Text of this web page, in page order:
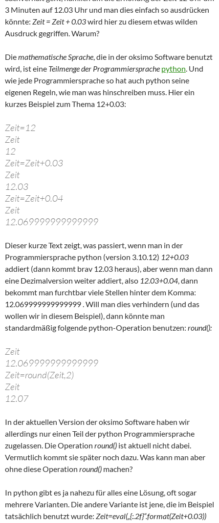
3 Minuten auf 12.03 Uhr und man dies einfach so ausdrücken
könnte: Zeit = Zeit + 0.03wird hier zu diesem etwas wilden
Ausdruck gegriffen. Warum?
Diemathematische Sprache, die in der oksimo Software benutzt
wird, ist eine Teilmenge der Programmiersprache python. Und
wie jede Programmiersprache so hat auch python seine
eigenen Regeln, wie man was hinschreiben muss. Hier ein
kurzes Beispiel zum Thema 12+0.03:
Zeit=12
Zeit
12
Zeit=Zeit+0.03
Zeit
12.03
Zeit=Zeit+0.04
Zeit
12.069999999999999
Dieser kurze Text zeigt, was passiert, wenn man in der
Programmiersprache python (version 3.10.12) 12+0.03
addiert (dann kommt brav 12.03 heraus), aber wenn man dann
eine Dezimalversion weiter addiert, also 12.03+0.04, dann
bekommt man furchtbar viele Stellen hinter dem Komma:
12.069999999999999 . Will man dies verhindern (und das
wollen wir in diesem Beispiel), dann könnte man
standardmäßig folgende python-Operation benutzen: round():
Zeit
12.069999999999999
Zeit=round(Zeit,2)
Zeit
12.07
In der aktuellen Version der oksimo Software haben wir
allerdings nur einen Teil der python Programmiersprache
zugelassen. Die Operation round() ist aktuell nicht dabei.
Vermutlich kommt sie später noch dazu. Was kann man aber
ohne diese Operation round() machen?
In python gibt es ja nahezu für alles eine Lösung, oft sogar
mehrere Varianten. Die andere Variante ist jene, die im Beispiel
tatsächlich benutzt wurde: Zeit=eval(„{:.2f}“.format(Zeit+0.03))